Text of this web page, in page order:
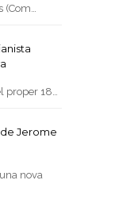
(Com…
proper 18…
de Jerome
nova